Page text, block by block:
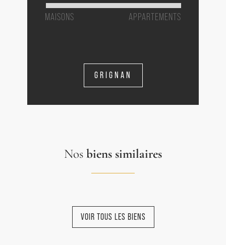
MAISONS APPARTEMENTS
GRIGNAN
Nos biens similaires
PAR L'AGENCE
VOIR TOUS LES BIENS